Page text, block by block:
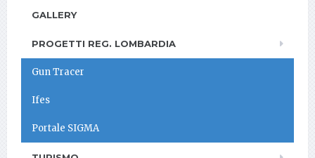
GALLERY
PROGETTI REG. LOMBARDIA
Gun Tracer
Ifes
Portale SIGMA